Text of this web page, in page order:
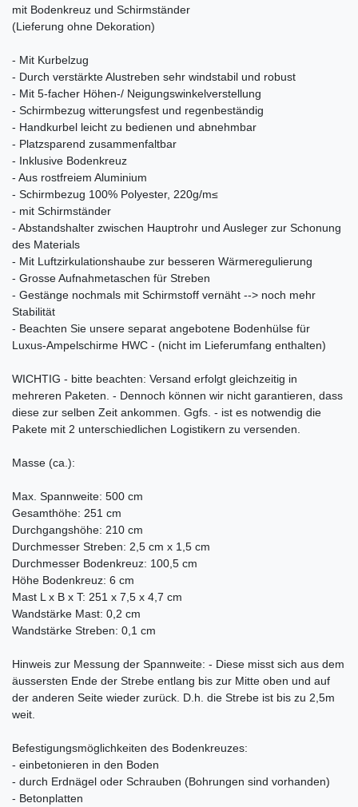
mit Bodenkreuz und Schirmständer
(Lieferung ohne Dekoration)
- Mit Kurbelzug
- Durch verstärkte Alustreben sehr windstabil und robust
- Mit 5-facher Höhen-/ Neigungswinkelverstellung
- Schirmbezug witterungsfest und regenbeständig
- Handkurbel leicht zu bedienen und abnehmbar
- Platzsparend zusammenfaltbar
- Inklusive Bodenkreuz
- Aus rostfreiem Aluminium
- Schirmbezug 100% Polyester, 220g/m≤
- mit Schirmständer
- Abstandshalter zwischen Hauptrohr und Ausleger zur Schonung
des Materials
- Mit Luftzirkulationshaube zur besseren Wärmeregulierung
- Grosse Aufnahmetaschen für Streben
- Gestänge nochmals mit Schirmstoff vernäht --> noch mehr
Stabilität
- Beachten Sie unsere separat angebotene Bodenhülse für
Luxus-Ampelschirme HWC - (nicht im Lieferumfang enthalten)
WICHTIG - bitte beachten: Versand erfolgt gleichzeitig in
mehreren Paketen. - Dennoch können wir nicht garantieren, dass
diese zur selben Zeit ankommen. Ggfs. - ist es notwendig die
Pakete mit 2 unterschiedlichen Logistikern zu versenden.
Masse (ca.):
Max. Spannweite: 500 cm
Gesamthöhe: 251 cm
Durchgangshöhe: 210 cm
Durchmesser Streben: 2,5 cm x 1,5 cm
Durchmesser Bodenkreuz: 100,5 cm
Höhe Bodenkreuz: 6 cm
Mast L x B x T: 251 x 7,5 x 4,7 cm
Wandstärke Mast: 0,2 cm
Wandstärke Streben: 0,1 cm
Hinweis zur Messung der Spannweite: - Diese misst sich aus dem
äussersten Ende der Strebe entlang bis zur Mitte oben und auf
der anderen Seite wieder zurück. D.h. die Strebe ist bis zu 2,5m
weit.
Befestigungsmöglichkeiten des Bodenkreuzes:
- einbetonieren in den Boden
- durch Erdnägel oder Schrauben (Bohrungen sind vorhanden)
- Betonplatten